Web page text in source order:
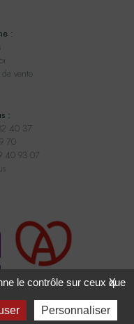
:
vente
:
40 37
70
40 93 07
2exviaavecMasteredit
X
le contrôle sur ceux que
Personnaliser